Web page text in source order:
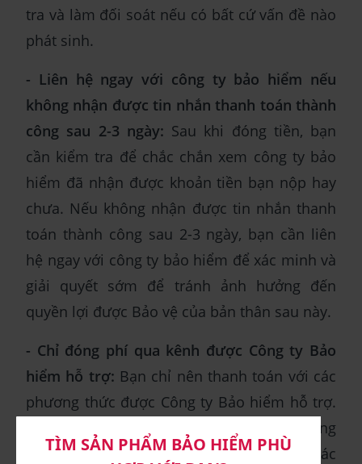
tra và làm đối soát nếu có bất cứ vấn đề nào
phát sinh.
- Liên hệ ngay với công ty bảo hiểm nếu
không nhận được tin nhắn thanh toán thành
công sau 2-3 ngày: Sau khi đóng tiền, bạn
cần kiểm tra để chắc chắn xem công ty bảo
hiểm đã nhận được khoản tiền bạn nộp hay
chưa. Nếu không nhận được tin nhắn thanh
toán thành công sau 2-3 ngày, bạn cần liên
hệ ngay với công ty bảo hiểm để xác minh và
giải quyết sớm để tránh ảnh hưởng đến
quyền lợi được Bảo vệ của bản thân sau này.
- Chỉ đóng phí qua kênh được Công ty Bảo
hiểm hỗ trợ: Bạn chỉ nên thanh toán với các
phương thức được Công ty Bảo hiểm hỗ trợ.
Tuyệt đối không nên sử dụng các phương
thức khác, chẳng hạn như nhờ người khác